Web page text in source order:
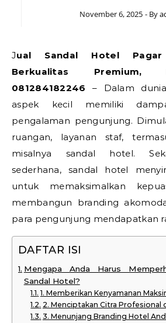
November 6, 2025 - By
Jual Sandal Hotel Pagar Alam Produk
Berkualitas Premium,
081284182246 – Dalam
aspek kecil memiliki
pengalaman pengunjung.
ruangan, layanan staf,
misalnya sandal hotel.
sederhana, sandal hotel
untuk memaksimalkan
membangun branding
para pengunjung mendapatkan
DAFTAR ISI
Mengapa Anda Harus
Sandal Hotel?
1. Memberikan Kenyamanan
2. Menciptakan Citra Profesional
3. Menunjang Branding Hotel